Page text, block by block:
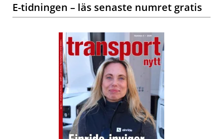
E-tidningen – läs senaste numret gratis